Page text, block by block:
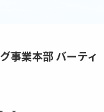
事業本部 バーティ